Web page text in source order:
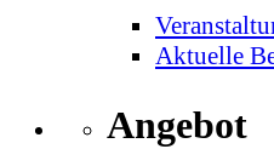
Aktuelle
Angebot